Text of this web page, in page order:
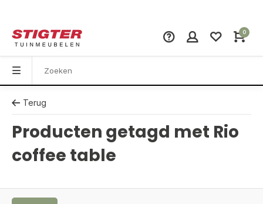
0
Terug
Producten getagd met Rio
coffee table